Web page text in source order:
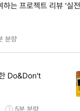
는 프로젝트 리뷰 '실전
분량
Do&Don't
5분 분량